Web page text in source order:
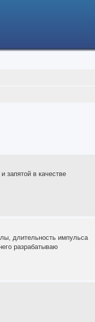
запятой в качестве
длительность импульса
разрабатываю